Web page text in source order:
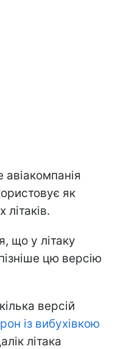
як
що у літаку
цю версію
версій
із вибухівкою
літака